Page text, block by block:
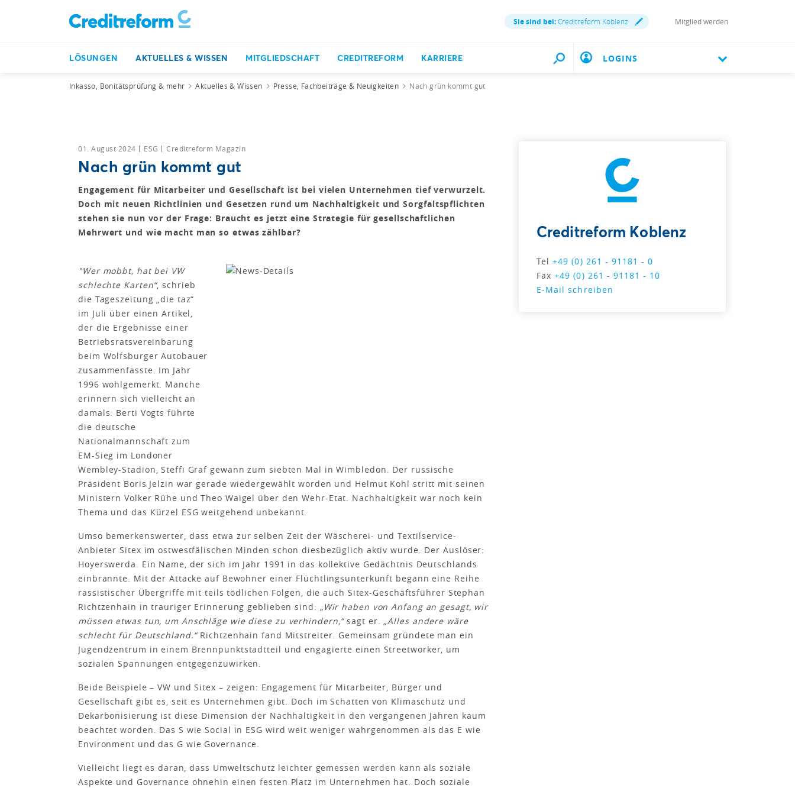
Sie sind bei:Creditreform Koblenz Mitglied werden
LÖSUNGEN AKTUELLES & WISSEN MITGLIEDSCHAFT CREDITREFORM KARRIERE LOGINS
Inkasso, Bonitätsprüfung & mehr Aktuelles & Wissen Presse, Fachbeiträge & Neuigkeiten Nach grün kommt gut
01. August 2024 ESG Creditreform Magazin
Nach grün kommt gut
Engagement für Mitarbeiter und Gesellschaft ist bei vielen Unternehmen tief verwurzelt.
Doch mit neuen Richtlinien und Gesetzen rund um Nachhaltigkeit und Sorgfaltspflichten
stehen sie nun vor der Frage: Braucht es jetzt eine Strategie für gesellschaftlichen
Mehrwert und wie macht man so etwas zählbar?
"Wer mobbt, hat bei VW
schlechte Karten“, schrieb
die Tageszeitung „die taz“
im Juli über einen Artikel,
der die Ergebnisse einer
Betriebsratsvereinbarung
beim Wolfsburger Autobauer
zusammenfasste. Im Jahr
1996 wohlgemerkt. Manche
erinnern sich vielleicht an
damals: Berti Vogts führte
die deutsche
Nationalmannschaft zum
EM-Sieg im Londoner
Wembley-Stadion, Steffi Graf gewann zum siebten Mal in Wimbledon. Der russische
Präsident Boris Jelzin war gerade wiedergewählt worden und Helmut Kohl stritt mit seinen
Ministern Volker Rühe und Theo Waigel über den Wehr-Etat. Nachhaltigkeit war noch kein
Thema und das Kürzel ESG weitgehend unbekannt.
Umso bemerkenswerter, dass etwa zur selben Zeit der Wäscherei- und Textilservice-
Anbieter Sitex im ostwestfälischen Minden schon diesbezüglich aktiv wurde. Der Auslöser:
Hoyerswerda. Ein Name, der sich im Jahr 1991 in das kollektive Gedächtnis Deutschlands
einbrannte. Mit der Attacke auf Bewohner einer Flüchtlingsunterkunft begann eine Reihe
rassistischer Übergriffe mit teils tödlichen Folgen, die auch Sitex-Geschäftsführer Stephan
Richtzenhain in trauriger Erinnerung geblieben sind: „Wir haben von Anfang an gesagt, wir
­müssen etwas tun, um Anschläge wie diese zu verhindern,“sagt er.„Alles andere wäre
schlecht für Deutschland.“Richtzenhain fand Mitstreiter. Gemeinsam gründete man ein
Jugendzentrum in einem Brennpunktstadtteil und engagierte einen Streetworker, um
sozialen Spannungen entgegenzuwirken.
Beide Beispiele – VW und Sitex – zeigen: Engagement für Mitarbeiter, Bürger und
Gesellschaft gibt es, seit es Unternehmen gibt. Doch im Schatten von Klimaschutz und
Dekarbonisierung ist diese Dimension der Nachhaltigkeit in den vergangenen Jahren kaum
beachtet worden. Das S wie Social in ESG wird weit weniger wahrgenommen als das E wie
Environment und das G wie Governance.
Vielleicht liegt es daran, dass Umweltschutz leichter gemessen werden kann als soziale
Aspekte und Governance ohnehin einen festen Platz im Unternehmen hat. Doch soziale
Creditreform Koblenz
Tel+49 (0) 261 - 91181 - 0
Fax+49 (0) 261 - 91181 - 10
E-Mail schreiben